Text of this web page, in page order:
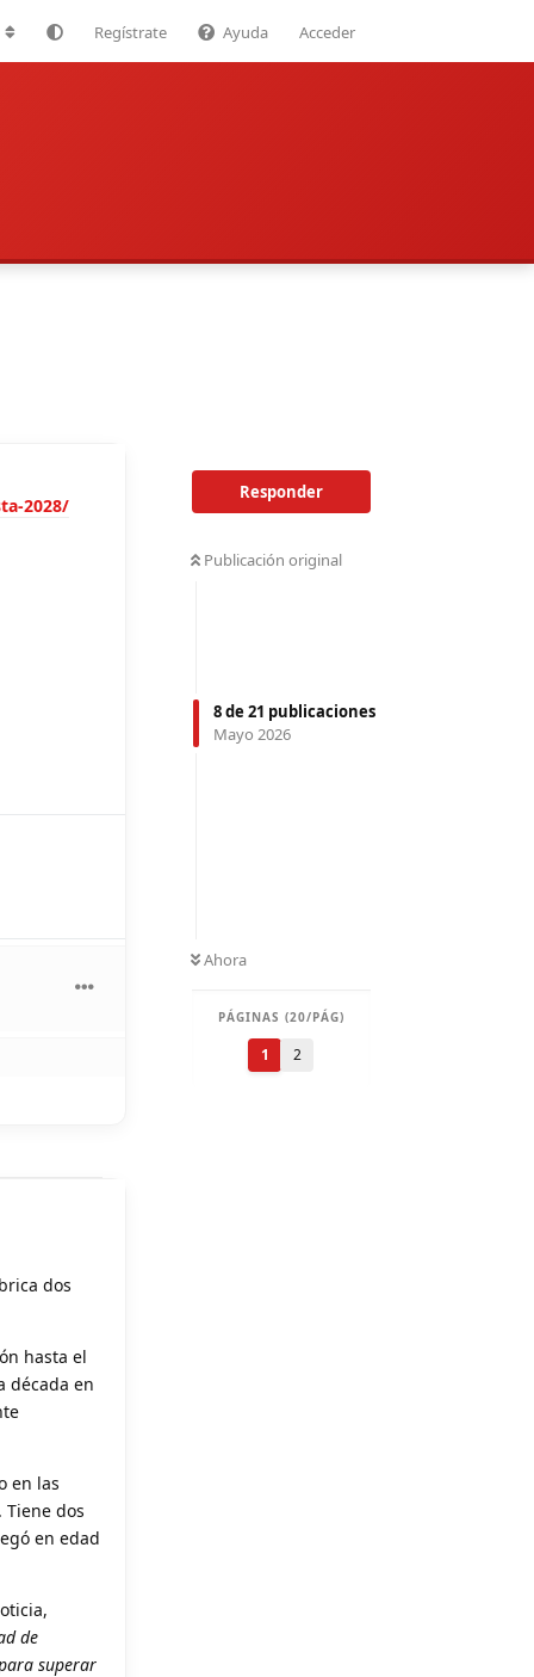
Regístrate Ayuda Acceder
Responder
Publicación original
8de 21 publicaciones
Mayo 2026
Ahora
PÁGINAS (20/PÁG)
1 2
2028/
dos
hasta el
década en
en las
dos
en edad
de
superar